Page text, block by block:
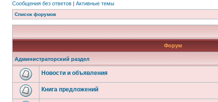
Сообщения без ответов | Активные темы
Список форумов
Форум
Администраторский раздел
Новости и объявления
Книга предложений